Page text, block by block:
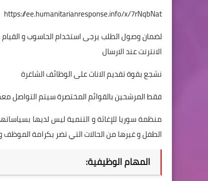
https://ee.humanitarianresponse.info/x/7rNqbNat
لضمان وصول الطلب يرجى استخدام الحاسوب و
الانترنت عند الارسال
نشجع بقوة تقديم الاناث على الوظائف الشاغرة
فقط المرشحين بالقوائم المختصرة سيتم التواصل
منظمة سوريا للإغاثة و التنمية ليس لديها
الطفل و غيرها من الحالات التي تضر بكرامة الموظف
المهام الوظيفية: